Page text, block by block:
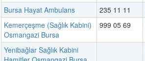
Bursa Hayat Ambulans 235 11 11
Kemerçeşme (Sağlık Kabini)
Osmangazi Bursa
999 05 69
Yenibağlar Sağlık Kabini